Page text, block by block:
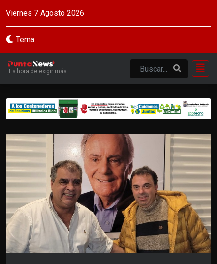
Viernes 7 Agosto 2026
Tema
Es hora de exigir más